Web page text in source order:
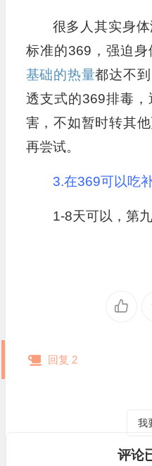
很多人其实身
标准的369，强迫
基础的热量都达不
透支式的369排毒，
害，不如暂时转其
再尝试。
3.在369可以吃
1-8天可以，第九
回复 2
我
评论